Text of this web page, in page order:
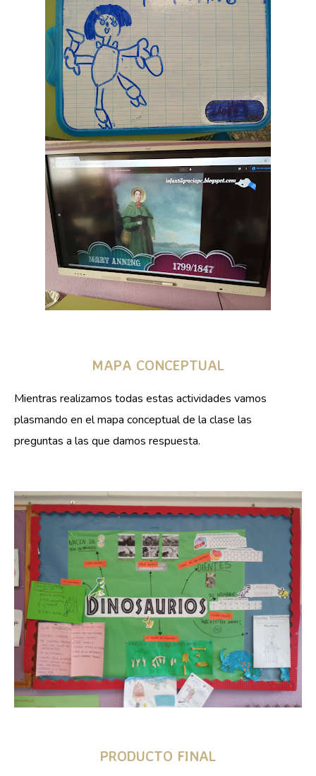
MAPA CONCEPTUAL
Mientras realizamos todas estas actividades vamos
plasmando en el mapa conceptual de la clase las
preguntas a las que damos respuesta.
PRODUCTO FINAL